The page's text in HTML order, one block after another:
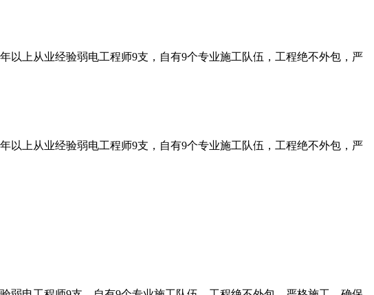
以上从业经验弱电工程师9支，自有9个专业施工队伍，工程绝不外包，严
以上从业经验弱电工程师9支，自有9个专业施工队伍，工程绝不外包，严